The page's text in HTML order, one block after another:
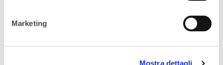
Marketing
Mostra dettagli
vista dell’abbigliamento? Abiti ampi che si